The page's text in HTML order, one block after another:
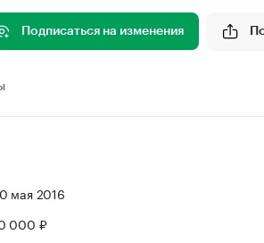
Подписаться на изменения
мая 2016
000 ₽